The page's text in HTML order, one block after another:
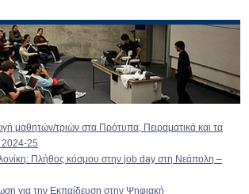
μαθητών/τριών στα Πρότυπα, Πειραματικά και τα
2024-25
Πλήθος κόσμου στην job day στη Νεάπολη –
για την Εκπαίδευση στην Ψηφιακή